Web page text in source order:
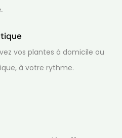
vos plantes à domicile ou
à votre rythme.